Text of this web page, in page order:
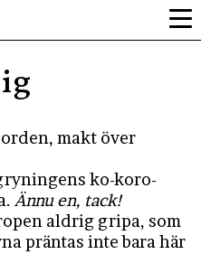
makt över
ko-koro-
Ännu en, tack!
aldrig gripa, som
präntas inte bara här